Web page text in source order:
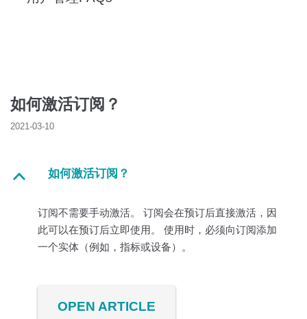
如何激活订阅？
2021-03-10
B 如何激活订阅？
订阅不需要手动激活。 订阅会在预订后直接激活，因
此可以在预订后立即使用。 使用时，必须向订阅添加
一个实体（例如，指标或设备）。
OPEN ARTICLE